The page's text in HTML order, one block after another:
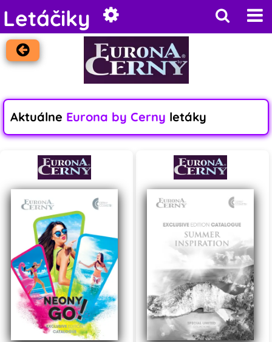
Letáčiky
Aktuálne Eurona by Cerny letáky